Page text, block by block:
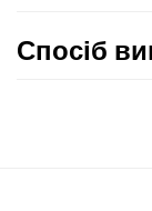
Спосіб